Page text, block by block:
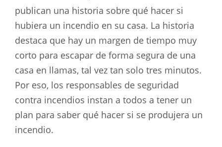
publican una historia sobre qué hacer si
hubiera un incendio en su casa. La historia
destaca que hay un margen de tiempo muy
corto para escapar de forma segura de una
casa en llamas, tal vez tan solo tres minutos.
Por eso, los responsables de seguridad
contra incendios instan a todos a tener un
plan para saber qué hacer si se produjera un
incendio.